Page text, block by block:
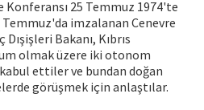
25 Temmuz 1974'te
Temmuz'da imzalanan Cenevre
Bakanı, Kıbrıs
olmak üzere iki otonom
ettiler ve bundan doğan
görüşmek için anlaştılar.